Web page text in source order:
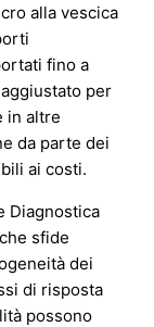
alla vescica
fino a
per
in altre
da parte dei
ai costi.
Diagnostica
sfide
dei
di risposta
possono